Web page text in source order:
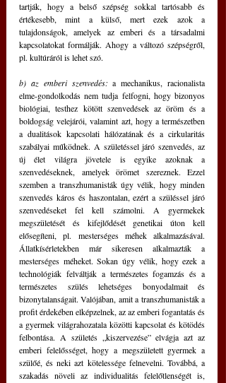
tartják, hogy a belső szépség sokkal tartósabb és
értékesebb, mint a külső, mert ezek azok a
tulajdonságok, amelyek az emberi és a társadalmi
kapcsolatokat formálják. Ahogy a változó szépségről,
pl. kultúráról is lehet szó.
b) az emberi szenvedés: a mechanikus, racionalista
elme-gondolkodás nem tudja felfogni, hogy bizonyos
biológiai, testhez kötött szenvedések az öröm és a
boldogság velejárói, valamint azt, hogy a természetben
a dualitások kapcsolati hálózatának és a cirkularitás
szabályai működnek. A születéssel járó szenvedés, az
új élet világra jövetele is egyike azoknak a
szenvedéseknek, amelyek örömet szereznek. Ezzel
szemben a transzhumanisták úgy vélik, hogy minden
szenvedés káros és haszontalan, ezért a szüléssel járó
szenvedéseket fel kell számolni. A gyermekek
megszületését és kifejlődését genetikai úton kell
elősegíteni, pl. mesterséges méhek alkalmazásával.
Állatkísérletekben már sikeresen alkalmazták a
mesterséges méheket. Sokan úgy vélik, hogy ezek a
technológiák felváltják a természetes fogamzás és a
természetes szülés lehetséges bonyodalmait és
bizonytalanságait. Valójában, amit a transzhumanisták a
profit érdekében elképzelnek, az az emberi fogantatás és
a gyermek világrahozatala közötti kapcsolat és kötödés
felbontása. A születés „kiszervezése” elvágja azt az
emberi felelősséget, hogy a megszületett gyermek a
szülőé, és neki azt kötelessége felnevelni. Továbbá, a
szakadás növeli az individualitás felelőtlenségét is,